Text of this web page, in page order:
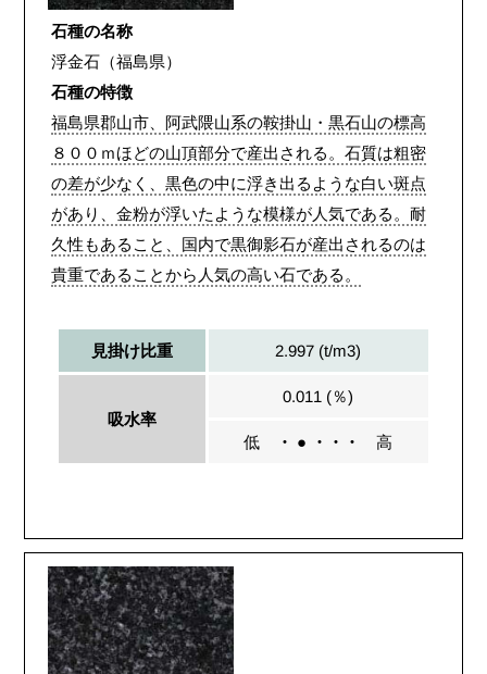
石種の名称
浮金石（福島県）
石種の特徴
福島県郡山市、阿武隈山系の鞍掛山・黒石山の標高
８００ｍほどの山頂部分で産出される。石質は粗密
の差が少なく、黒色の中に浮き出るような白い斑点
があり、金粉が浮いたような模様が人気である。耐
久性もあること、国内で黒御影石が産出されるのは
貴重であることから人気の高い石である。
見掛け比重 2.997 (t/m3)
吸水率
0.011 (％)
低 ・ ● ・・・ 高